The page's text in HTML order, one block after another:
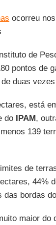
ocorreu
de
pontos de
duas
está
doIPAM,
139
de
44%
das bordas
maior do